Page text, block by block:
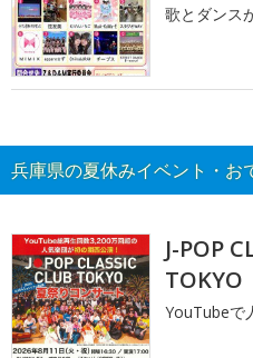
歌とダンス
兵庫県の夏休みイベント・お
J-POP
YouTubeで